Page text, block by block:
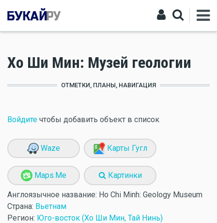
Хо Ши Мин: Музей геологии
ОТМЕТКИ, ПЛАНЫ, НАВИГАЦИЯ
Войдите чтобы добавить объект в список
Waze Карты Гугл
Maps.Me Картинки
Англоязычное название: Ho Chi Minh: Geology Museum
Страна: Вьетнам
Регион: Юго-восток (Хо Ши Мин, Тай Нинь)